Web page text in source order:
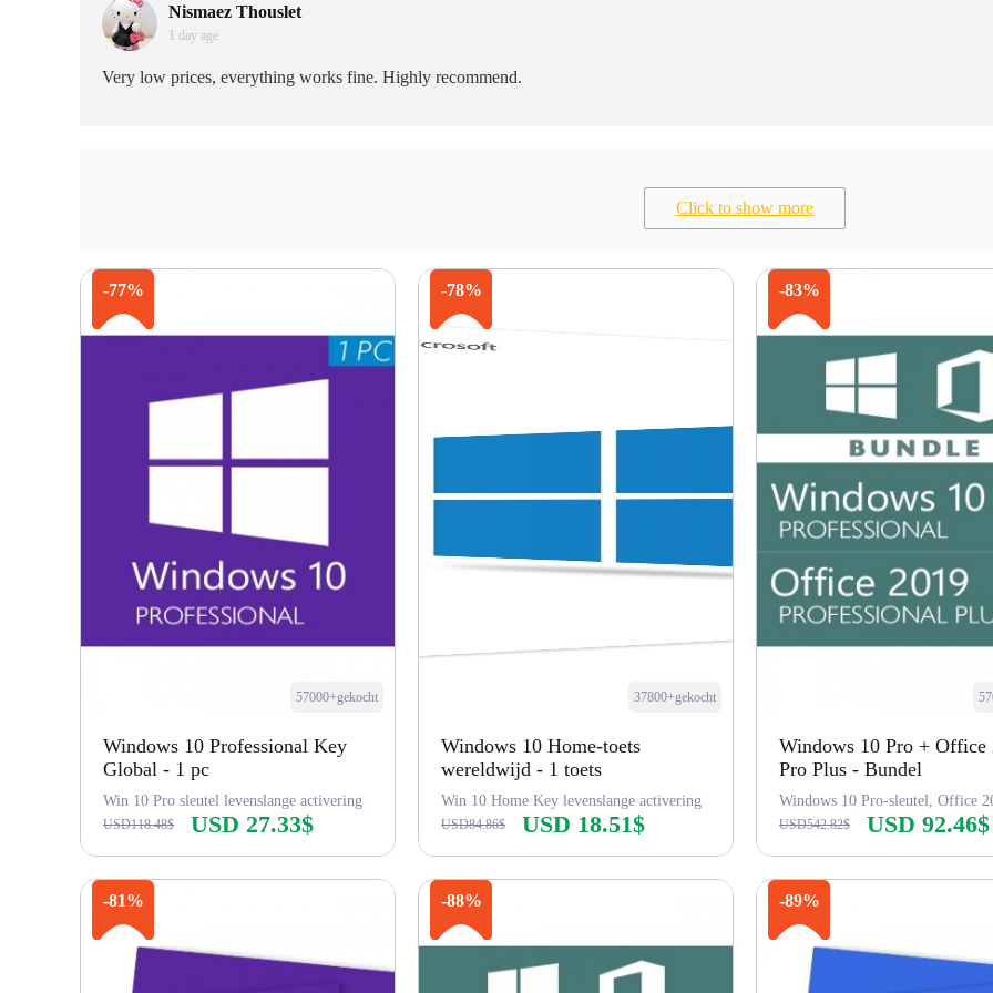
Nismaez Thouslet
1 day age
Very low prices, everything works fine. Highly recommend.
Click to show more
-77%
57000+gekocht
Windows 10 Professional Key
Global - 1 pc
Win 10 Pro sleutel levenslange activering
USD118.48$ USD 27.33$
Nu kopen
-78%
37800+gekocht
Windows 10 Home-toets
wereldwijd - 1 toets
Win 10 Home Key levenslange activering
USD84.86$ USD 18.51$
Nu kopen
-83%
Windows 10 Pro + Office
Pro Plus - Bundel
USD542.82$ USD 92.46$
Nu kopen
-81%
-88% -89%